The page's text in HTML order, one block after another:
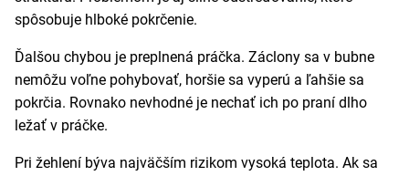
spôsobuje hlboké pokrčenie.
Ďalšou chybou je preplnená práčka. Záclony sa v bubne
nemôžu voľne pohybovať, horšie sa vyperú a ľahšie sa
pokrčia. Rovnako nevhodné je nechať ich po praní dlho
ležať v práčke.
Pri žehlení býva najväčším rizikom vysoká teplota. Ak sa